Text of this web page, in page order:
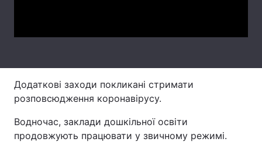
Додаткові заходи покликані стримати
розповсюдження коронавірусу.
Водночас, заклади дошкільної освіти
продовжують працювати у звичному режимі.